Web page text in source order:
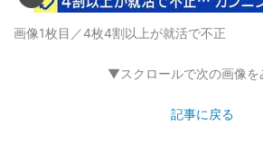
画像1枚目／4枚4割以上が就活で不正
▼スクロールで次の画像
記事に戻る